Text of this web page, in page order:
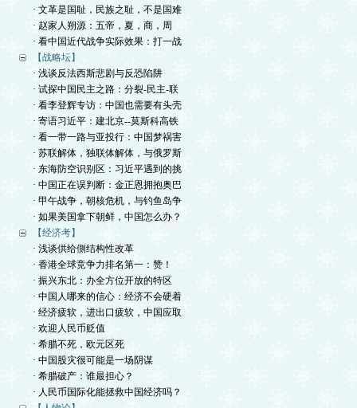
· 文革是国耻，民族之耻，不是国难
· 赵家人朔源：五帝，夏，商，周
· 看中国近代战争实际效果：打一战
【战略坛】
· 浅谈反法西斯悲剧与反恐陷阱
· 试探中国民主之路：分裂-民主-联
· 看李登辉专访：中国也需要有头壳
· 寄语习近平：建北京--莫斯科高铁
· 看一带一路与亚投行：中国梦祸害
· 苏联解体，独联体解体，与俄罗斯
· 东海防空识别区：习近平遇到的挑
· 中国正在误判断：金正恩拥抱奥巴
· 甲午战争，朝核危机，与钓鱼岛争
· 如果美国拿下朝鲜，中国怎么办？
【经济考】
· 浅谈供给側结构性改革
· 香港全球竞争力排名第一：赞！
· 振兴东北：办全方位开放的特区
· 中国人哪来的信心：经济不会硬着
· 经济疲软，进出口疲软，中国应取
· 欢迎人民币贬值
· 希腊不死，欧元区死
· 中国股灾很可能是一场阴谋
· 希腊破产：谁最担心？
· 人民币国际化能拯救中国经济吗？